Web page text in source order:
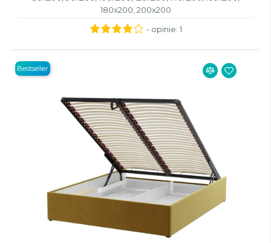
180x200, 200x200
- opinie: 1
Bestseller